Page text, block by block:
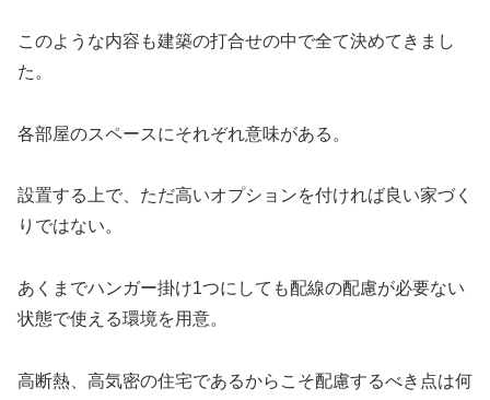
このような内容も建築の打合せの中で全て決めてきまし
た。
各部屋のスペースにそれぞれ意味がある。
設置する上で、ただ高いオプションを付ければ良い家づく
りではない。
あくまでハンガー掛け1つにしても配線の配慮が必要ない
状態で使える環境を用意。
高断熱、高気密の住宅であるからこそ配慮するべき点は何